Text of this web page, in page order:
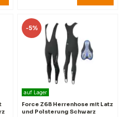
-5%
auf Lager
Force Z68 Herrenhose mit Latz
und Polsterung Schwarz